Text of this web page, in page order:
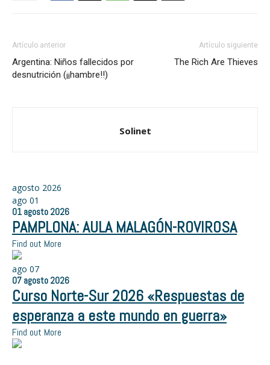
Artículo anterior
Argentina: Niños fallecidos por
desnutrición (¡¡hambre!!)
Artículo siguiente
The Rich Are Thieves
Solinet
agosto 2026
ago 01
01 agosto 2026
PAMPLONA: AULA MALAGÓN-ROVIROSA
Find out More
ago 07
07 agosto 2026
Curso Norte-Sur 2026 «Respuestas de
esperanza a este mundo en guerra»
Find out More